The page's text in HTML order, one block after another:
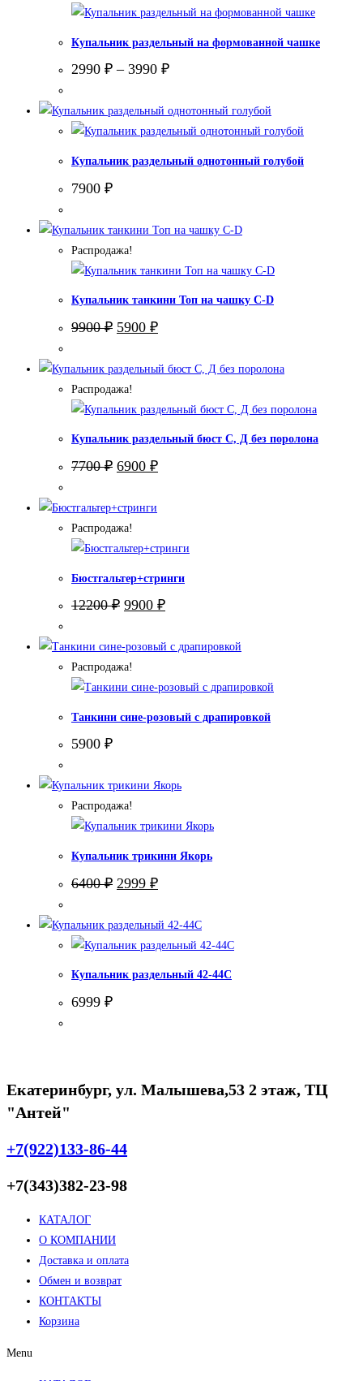
Купальник раздельный на формованной чашке
2990 ₽ – 3990 ₽
Купальник раздельный однотонный голубой
7900 ₽
Распродажа!
Купальник танкини Топ на чашку С-D
9900₽ Первоначальная
цена
9900 ₽.
5900 ₽Текущая
цена:
Распродажа!
Купальник раздельный бюст С, Д без поролона
7700₽ Первоначальная
7700 ₽.
6900 ₽Текущая
Распродажа!
Бюстгальтер+стринги
12200₽ Первоначальная
12200 ₽.
9900 ₽Текущая
Распродажа!
Танкини сине-розовый с драпировкой
5900 ₽
Распродажа!
Купальник трикини Якорь
6400₽ Первоначальная
цена
6400 ₽.
2999 ₽Текущая
цена:
Купальник раздельный 42-44С
6999 ₽
Екатеринбург, ул. Малышева,53 2 этаж, ТЦ
"Антей"
+7(922)133-86-44
+7(343)382-23-98
КАТАЛОГ
О КОМПАНИИ
Доставка и оплата
Обмен и возврат
КОНТАКТЫ
Корзина
Menu